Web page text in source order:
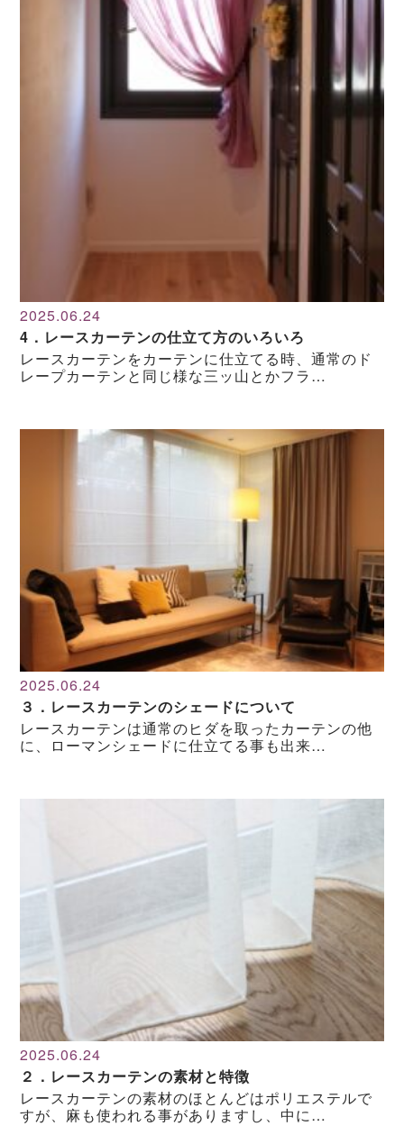
2025.06.24
4．レースカーテンの仕立て方のいろいろ
レースカーテンをカーテンに仕立てる時、通常のド
レープカーテンと同じ様な三ッ山とかフラ…
2025.06.24
３．レースカーテンのシェードについて
レースカーテンは通常のヒダを取ったカーテンの他
に、ローマンシェードに仕立てる事も出来…
2025.06.24
２．レースカーテンの素材と特徴
レースカーテンの素材のほとんどはポリエステルで
すが、麻も使われる事がありますし、中に…